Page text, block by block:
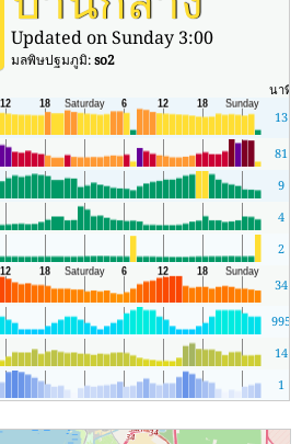
Updated on Sunday 3:00
มลพิษปฐมภูมิ:so2
นาที
13
81
9
4
2
34
995
14
1